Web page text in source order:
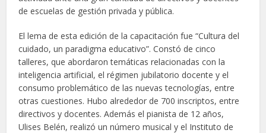
de escuelas de gestión privada y pública.
El lema de esta edición de la capacitación fue “Cultura del
cuidado, un paradigma educativo”. Constó de cinco
talleres, que abordaron temáticas relacionadas con la
inteligencia artificial, el régimen jubilatorio docente y el
consumo problemático de las nuevas tecnologías, entre
otras cuestiones. Hubo alrededor de 700 inscriptos, entre
directivos y docentes. Además el pianista de 12 años,
Ulises Belén, realizó un número musical y el Instituto de